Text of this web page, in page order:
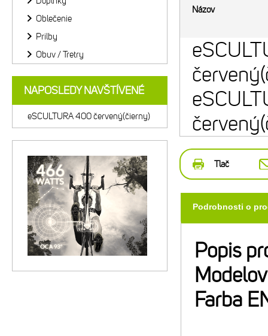
Názov
Tlač
Podrobnosti o
Popis
Farba
Oblečenie
Prilby
Obuv / Tretry
NAPOSLEDY NAVŠTÍVENÉ
eSCULTURA 400 červený(čierny)